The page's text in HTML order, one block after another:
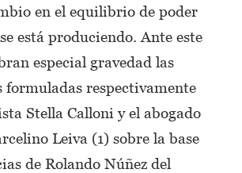
en el equilibrio de poder
está produciendo. Ante este
especial gravedad las
formuladas respectivamente
Stella Calloni y el abogado
Leiva (1) sobre la base
de Rolando Núñez del